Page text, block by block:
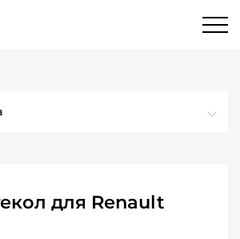
для Renault